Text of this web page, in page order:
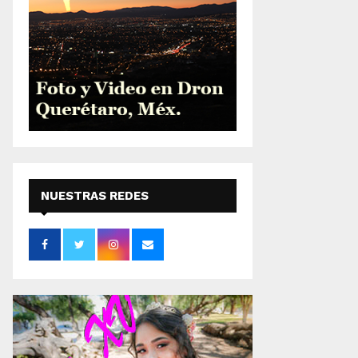
NUESTRAS REDES
SOCIALES